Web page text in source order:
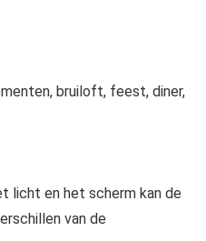
bruiloft, feest, diner,
licht en het scherm kan de
van de